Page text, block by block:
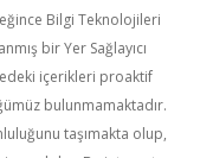
Bilgi Teknolojileri
bir Yer Sağlayıcı
içerikleri proaktif
bulunmamaktadır.
taşımakta olup,